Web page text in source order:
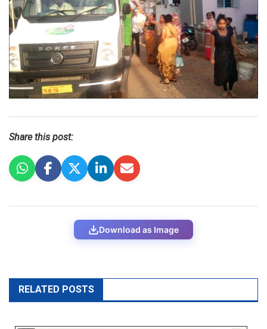
Share this post:
Download as Image
RELATED POSTS